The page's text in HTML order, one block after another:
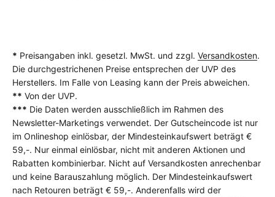
* Preisangaben inkl. gesetzl. MwSt. und zzgl. Versandkosten.
Die durchgestrichenen Preise entsprechen der UVP des
Herstellers. Im Falle von Leasing kann der Preis abweichen.
** Von der UVP.
*** Die Daten werden ausschließlich im Rahmen des
Newsletter-Marketings verwendet. Der Gutscheincode ist nur
im Onlineshop einlösbar, der Mindesteinkaufswert beträgt €
59,-. Nur einmal einlösbar, nicht mit anderen Aktionen und
Rabatten kombinierbar. Nicht auf Versandkosten anrechenbar
und keine Barauszahlung möglich. Der Mindesteinkaufswert
nach Retouren beträgt € 59,-. Anderenfalls wird der